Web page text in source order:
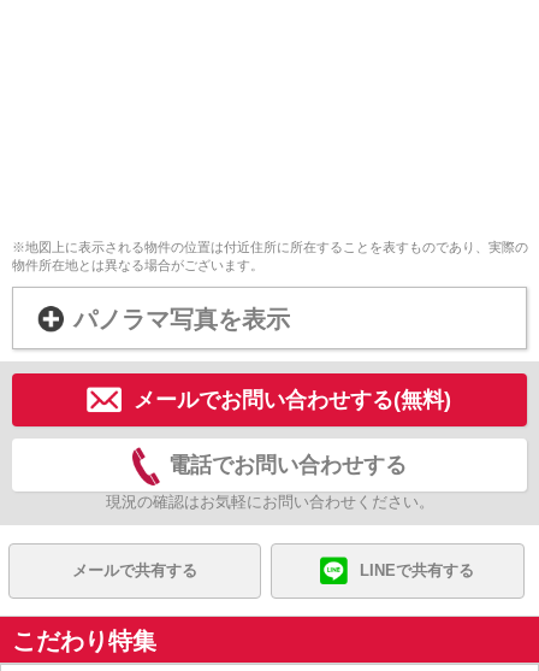
※地図上に表示される物件の位置は付近住所に所在することを表すものであり、実際の
物件所在地とは異なる場合がございます。
パノラマ写真を表示
メールでお問い合わせする(無料)
電話でお問い合わせする
現況の確認はお気軽にお問い合わせください。
メールで共有する LINEで共有する
こだわり特集